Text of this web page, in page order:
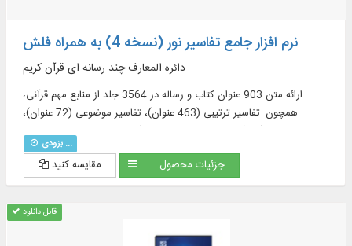
نرم افزار جامع تفاسیر نور (نسخه 4) به همراه فلش
دائره المعارف چند رسانه ای قرآن کریم
ارائه متن 903 عنوان کتاب و رساله در 3564 جلد از منابع مهم قرآنی،
همچون: تفاسیر ترتیبی (463 عنوان)، تفاسیر موضوعی (72 عنوان)،
ترجمه‌های قرآن (57 عنوان + 23 ترجمه برگرفته + 60 ترجمه خارجی در
قسمت دانشنامه)، منابع تفسیر و علوم قرآنی (319 عنوان)، فرهنگنامه‌ها (52
عنوان)، پرسمان‌های قرآنی (32 عنوان)
بزودی ...
مقایسه کنید جزئیات محصول
قابل دانلود